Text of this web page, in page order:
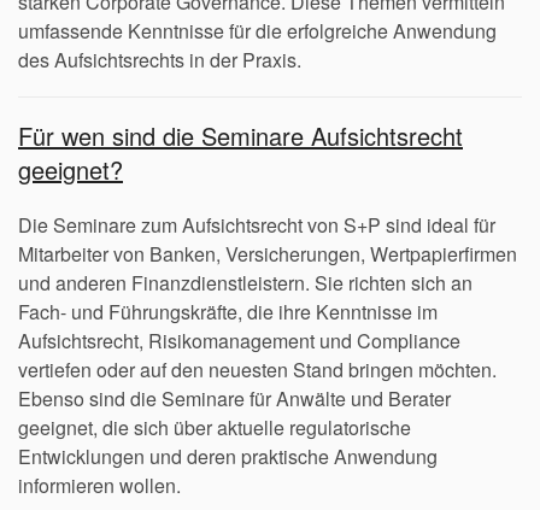
umfassende Kenntnisse für die erfolgreiche Anwendung
des Aufsichtsrechts in der Praxis.
Für wen sind die Seminare Aufsichtsrecht
geeignet?
Die Seminare zum Aufsichtsrecht von S+P sind ideal für
Mitarbeiter von Banken, Versicherungen, Wertpapierfirmen
und anderen Finanzdienstleistern. Sie richten sich an
Fach- und Führungskräfte, die ihre Kenntnisse im
Aufsichtsrecht, Risikomanagement und Compliance
vertiefen oder auf den neuesten Stand bringen möchten.
Ebenso sind die Seminare für Anwälte und Berater
geeignet, die sich über aktuelle regulatorische
Entwicklungen und deren praktische Anwendung
informieren wollen.